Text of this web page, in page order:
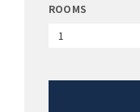
ROOMS
1